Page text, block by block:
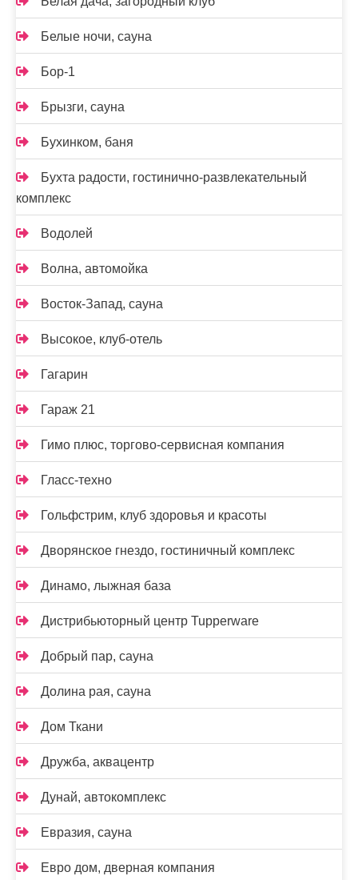
Белые ночи, сауна
Бор-1
Брызги, сауна
Бухинком, баня
Бухта радости, гостинично-развлекательный
комплекс
Водолей
Волна, автомойка
Восток-Запад, сауна
Высокое, клуб-отель
Гагарин
Гараж 21
Гимо плюс, торгово-сервисная компания
Гласс-техно
Гольфстрим, клуб здоровья и красоты
Дворянское гнездо, гостиничный комплекс
Динамо, лыжная база
Дистрибьюторный центр Tupperware
Добрый пар, сауна
Долина рая, сауна
Дом Ткани
Дружба, аквацентр
Дунай, автокомплекс
Евразия, сауна
Евро дом, дверная компания